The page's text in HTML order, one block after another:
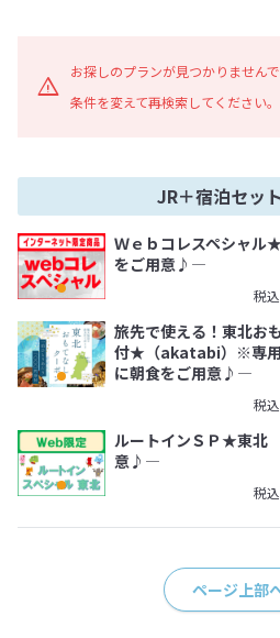
お探しのプランが見つかりませんで
条件を変えて再検索してください。
JR＋宿泊セッ
Ｗｅｂコレスペシャ
をご用意♪―
税込
旅先で使える！東北お
付★（akatabi）※専
に朝食をご用意♪―
税込
ルートインＳＰ★東北
意♪―
税込
ページ上部